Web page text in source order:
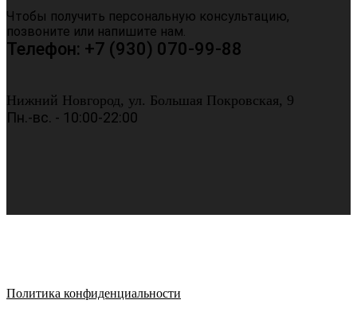
Чтобы получить персональную консультацию,
позвоните или напишите нам.
Телефон: +7 (930) 070-99-88
Нижний Новгород, ул. Большая Покровская, 9
Пн.-вс. - 10:00-22:00
Политика конфиденциальности